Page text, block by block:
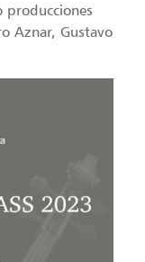
producciones
Aznar, Gustavo